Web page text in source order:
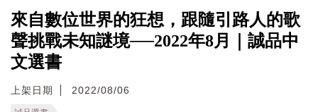
來自數位世界的狂想，跟隨引路人的歌
聲挑戰未知謎境──2022年8月｜誠品中
文選書
上架日期 2022/08/06